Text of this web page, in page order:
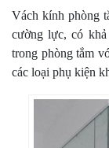
Vách kính phòng
cường lực, có
trong phòng tắm
các loại phụ kiện